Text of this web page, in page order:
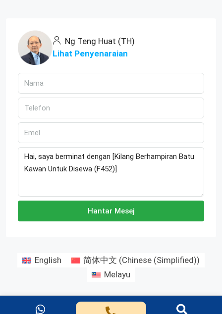
Ng Teng Huat (TH)
Lihat Penyenaraian
Hantar Mesej
English 简体中文 (Chinese (Simplified))
Melayu